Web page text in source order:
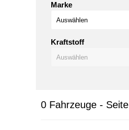
Marke
Kraftstoff
0 Fahrzeuge -